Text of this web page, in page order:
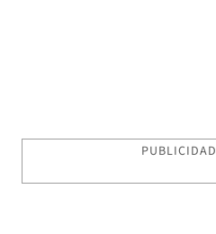
PUBLICIDAD